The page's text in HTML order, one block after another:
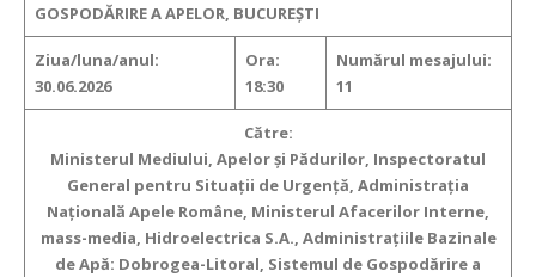
GOSPODĂRIRE A APELOR, BUCUREȘTI
Ziua/luna/anul:
30.06.2026
Ora:
18:30
Numărul mesajului:
11
Către:
Ministerul Mediului, Apelor şi Pădurilor, Inspectoratul
General pentru Situaţii de Urgenţă, Administraţia
Naţională Apele Române, Ministerul Afacerilor Interne,
mass-media, Hidroelectrica S.A., Administraţiile Bazinale
de Apă: Dobrogea-Litoral, Sistemul de Gospodărire a